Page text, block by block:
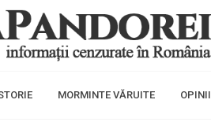
MORMINTE VĂRUITE OPINII